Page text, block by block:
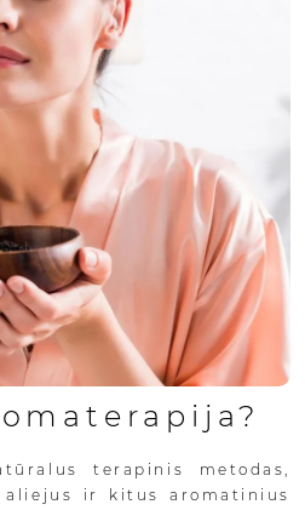
terapinis metodas,
aliejus ir kitus aromatinius